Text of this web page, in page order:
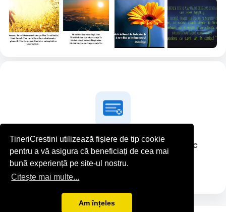
TineriCrestini utilizează fișiere de tip cookie
pentru a vă asigura că beneficiați de cea mai
bună experiență pe site-ul nostru.
Citește mai multe...
Am înțeles
Dreamer-Sorin Greurus nu a postat nimic
deocamdată